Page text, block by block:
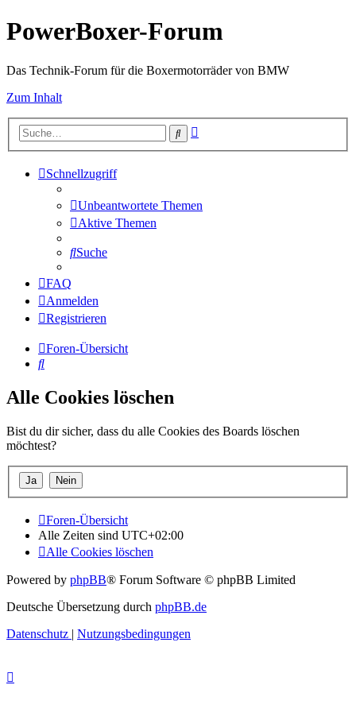
PowerBoxer-Forum
Das Technik-Forum für die Boxermotorräder von BMW
Zum Inhalt
Suche
Schnellzugriff
Unbeantwortete Themen
Aktive Themen
Suche
FAQ
Anmelden
Registrieren
Foren-Übersicht
Suche
Alle Cookies löschen
Bist du dir sicher, dass du alle Cookies des Boards löschen
möchtest?
Foren-Übersicht
Alle Zeiten sind UTC+02:00
Alle Cookies löschen
Powered by phpBB® Forum Software © phpBB Limited
Deutsche Übersetzung durch phpBB.de
Datenschutz | Nutzungsbedingungen